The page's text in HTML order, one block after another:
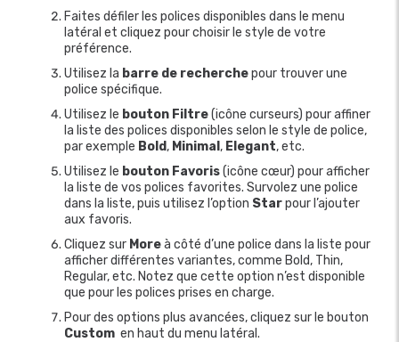
Faites défiler les polices disponibles dans le menu
latéral et cliquez pour choisir le style de votre
préférence.
Utilisez la barre de recherchepour trouver une
police spécifique.
Utilisez le bouton Filtre(icône curseurs) pour affiner
la liste des polices disponibles selon le style de police,
par exemple Bold, Minimal , Elegant, etc.
Utilisez le bouton Favoris(icône cœur) pour afficher
la liste de vos polices favorites. Survolez une police
dans la liste, puis utilisez l’option Starpour l’ajouter
aux favoris.
Cliquez sur Moreà côté d’une police dans la liste pour
afficher différentes variantes, comme Bold, Thin,
Regular, etc. Notez que cette option n’est disponible
que pour les polices prises en charge.
Pour des options plus avancées, cliquez sur le bouton
Custom en haut du menu latéral.